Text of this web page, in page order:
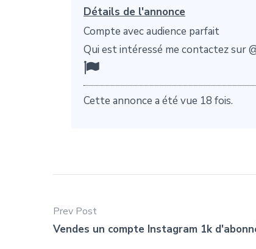
Détails de l'annonce
Compte avec audience parfait
Qui est intéressé me contactez sur
Cette annonce a été vue 18 fois.
Prev Post
Vendes un compte Instagram 1k